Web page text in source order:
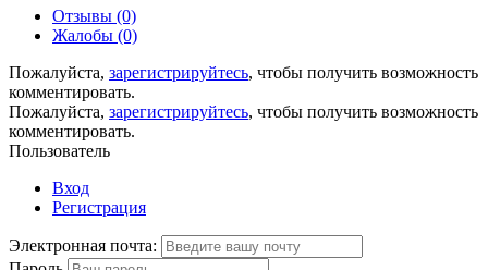
Отзывы (0)
Жалобы (0)
Пожалуйста, зарегистрируйтесь, чтобы получить возможность
комментировать.
Пожалуйста, зарегистрируйтесь, чтобы получить возможность
комментировать.
Пользователь
Вход
Регистрация
Электронная почта: